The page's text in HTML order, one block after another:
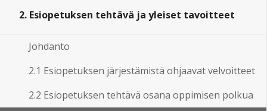
2. Esiopetuksen tehtävä ja yleiset tavoitteet
Johdanto
2.1 Esiopetuksen järjestämistä ohjaavat velvoitteet
2.2 Esiopetuksen tehtävä osana oppimisen polkua